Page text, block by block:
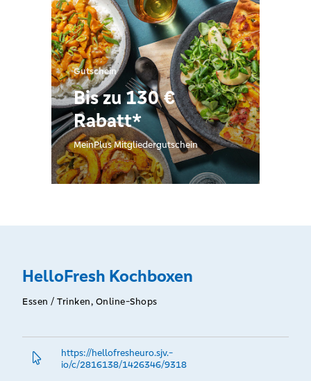
Gutschein
Bis zu 130 €
Rabatt*
MeinPlus Mitgliedergutschein
HelloFresh Kochboxen
Essen / Trinken, Online-Shops
https://hellofresheuro.­sjv.­
io/c/2816138/1426346/9318